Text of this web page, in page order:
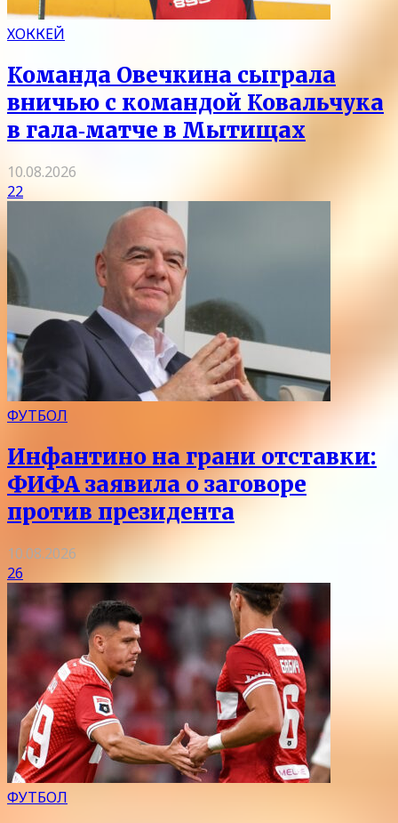
ХОККЕЙ
Команда Овечкина сыграла
вничью с командой Ковальчука
в гала‑матче в Мытищах
10.08.2026
22
ФУТБОЛ
Инфантино на грани отставки:
ФИФА заявила о заговоре
против президента
10.08.2026
26
ФУТБОЛ